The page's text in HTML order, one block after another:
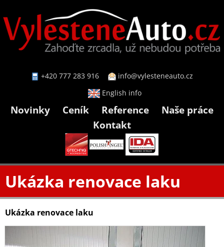
+420 777 283 916
info@vylesteneauto.cz
English info
Novinky Ceník Reference
Naše práce
Kontakt
Ukázka renovace laku
Ukázka renovace laku